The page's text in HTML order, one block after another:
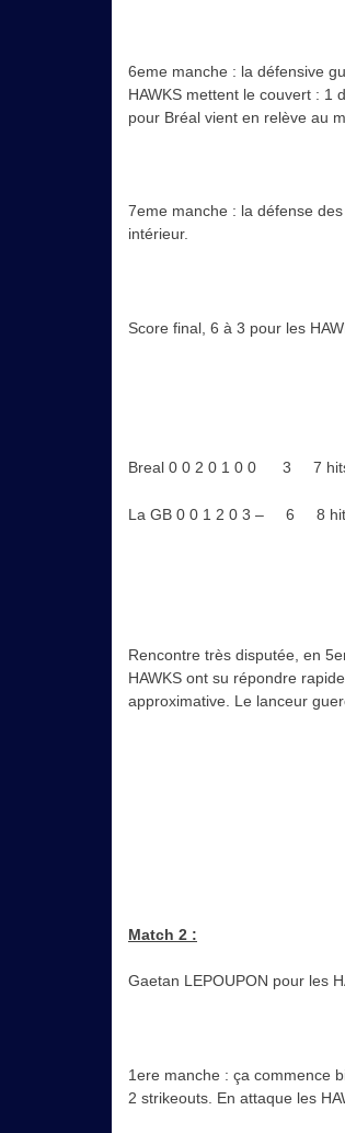
6eme manche : la défensive
HAWKS mettent le couvert : 1
pour Bréal vient en relève au
7eme manche : la défense
intérieur.
Score final, 6 à 3 pour les
Breal 0 0 2 0 1 0 0 3 7
La GB 0 0 1 2 0 3 – 6 8
Rencontre très disputée, en
HAWKS ont su répondre
approximative. Le lanceur
Match 2 :
Gaetan LEPOUPON pour les
1ere manche : ça commence
2 strikeouts. En attaque les